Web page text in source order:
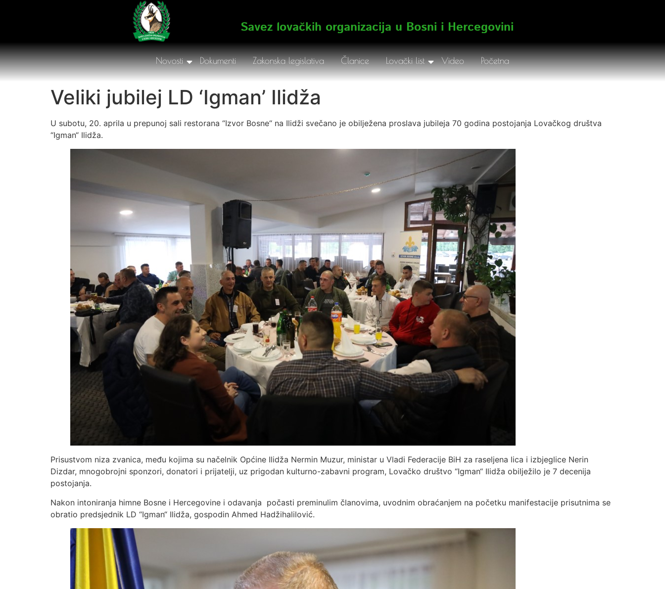
Savez lovačkih organizacija u Bosni i Hercegovini
Novosti Dokumenti Zakonska legislativa Članice Lovački list Video Početna
Veliki jubilej LD ‘Igman’ Ilidža
U subotu, 20. aprila u prepunoj sali restorana “Izvor Bosne“ na Ilidži svečano je obilježena proslava jubileja 70 godina postojanja Lovačkog društva
“Igman“ Ilidža.
Prisustvom niza zvanica, među kojima su načelnik Općine Ilidža Nermin Muzur, ministar u Vladi Federacije BiH za raseljena lica i izbjeglice Nerin
Dizdar, mnogobrojni sponzori, donatori i prijatelji, uz prigodan kulturno-zabavni program, Lovačko društvo “Igman“ Ilidža obilježilo je 7 decenija
postojanja.
Nakon intoniranja himne Bosne i Hercegovine i odavanja počasti preminulim članovima, uvodnim obraćanjem na početku manifestacije prisutnima se
obratio predsjednik LD “Igman“ Ilidža, gospodin Ahmed Hadžihalilović.